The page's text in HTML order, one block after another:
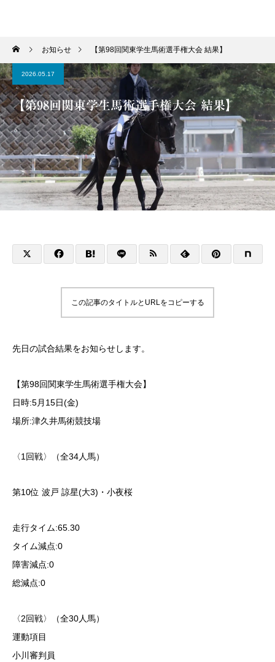
お知らせ 【第98回関東学生馬術選手権大会 結果】
2026.05.17
【第98回関東学生馬術選手権大会 結果】
この記事のタイトルとURLをコピーする
先日の試合結果をお知らせします。
【第98回関東学生馬術選手権大会】
日時:5月15日(金)
場所:津久井馬術競技場
〈1回戦〉（全34人馬）
第10位 波戸 諒星(大3)・小夜桜
走行タイム:65.30
タイム減点:0
障害減点:0
総減点:0
〈2回戦〉（全30人馬）
運動項目
小川審判員